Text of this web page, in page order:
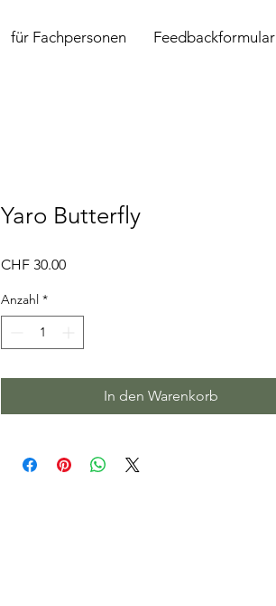
für Fachpersonen Feedbackformular
Yaro Butterfly
CHF 30.00Preis
Anzahl *
In den Warenkorb